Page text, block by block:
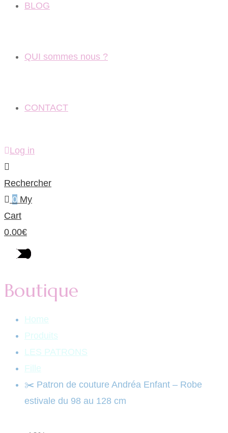
BLOG
QUI sommes nous ?
CONTACT
Log in
Rechercher
0 My
Cart
0.00€
Boutique
Home
Produits
LES PATRONS
Fille
✂️ Patron de couture Andréa Enfant – Robe
estivale du 98 au 128 cm